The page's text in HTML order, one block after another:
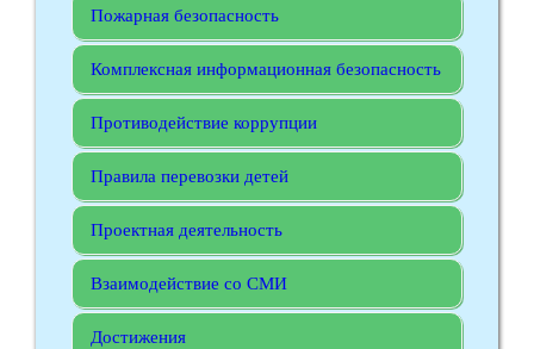
Пожарная безопасность
Комплексная информационная безопасность
Противодействие коррупции
Правила перевозки детей
Проектная деятельность
Взаимодействие со СМИ
Достижения